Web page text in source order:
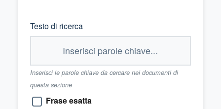
Testo di ricerca
Inserisci le parole chiave da cercare nei documenti di
questa sezione
Frase esatta